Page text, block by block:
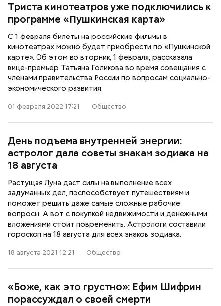
Триста кинотеатров уже подключились к
программе «Пушкинская карта»
С 1 февраля билеты на российские фильмы в
кинотеатрах можно будет приобрести по «Пушкинской
карте». Об этом во вторник, 1 февраля, рассказала
вице-премьер Татьяна Голикова во время совещания с
членами правительства России по вопросам социально-
экономического развития.
01 февраля 2022 17:21 Общество
День подъема внутренней энергии:
астролог дала советы знакам зодиака на
18 августа
Растущая Луна даст силы на выполнение всех
задуманных дел, поспособствует путешествиям и
поможет решить даже самые сложные рабочие
вопросы. А вот с покупкой недвижимости и денежными
вложениями стоит повременить. Астрологи составили
гороскоп на 18 августа для всех знаков зодиака.
18 августа 2021 12:21 Общество
«Боже, как это грустно»: Ефим Шифрин
порассуждал о своей смерти